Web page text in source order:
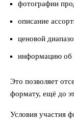
фотографии
описание
ценовой
информацию об
Это позволяет
формату, ещё до
Условия участия